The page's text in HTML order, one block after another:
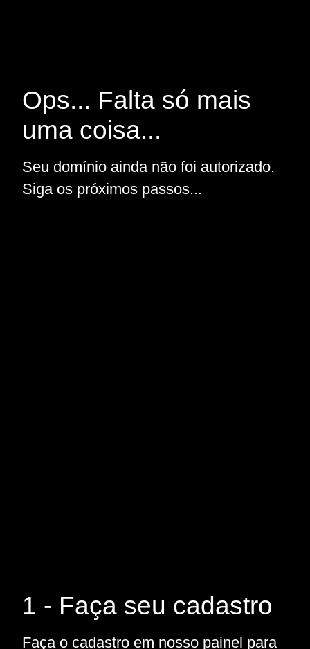
Ops... Falta só mais
uma coisa...
Seu domínio ainda não foi autorizado.
Siga os próximos passos...
1 - Faça seu cadastro
Faça o cadastro em nosso painel para